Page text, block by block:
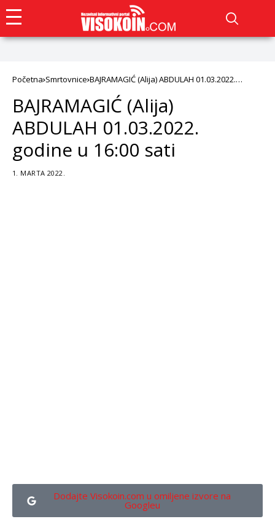
Početna Smrtovnice BAJRAMAGIĆ (Alija) ABDULAH 01.03.2022.
BAJRAMAGIĆ (Alija)
ABDULAH 01.03.2022.
godine u 16:00 sati
1. MARTA 2022.
Dodajte Visokoin.com u omiljene izvore na
Googleu